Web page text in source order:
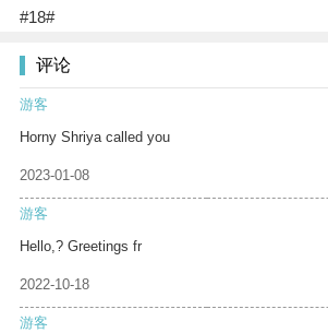
#18#
评论
游客
Horny Shriya called you
2023-01-08
游客
Hello,? Greetings fr
2022-10-18
游客